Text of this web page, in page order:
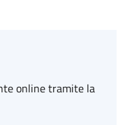
online tramite la